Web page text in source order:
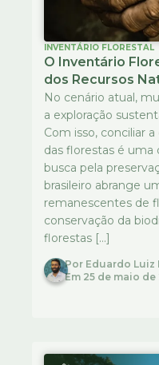
INVENTÁRIO FLORESTAL
O Inventário
dos Recursos
No cenário atual,
a exploração
Com isso, conciliar
das florestas é uma
busca pela
brasileiro abrange
remanescentes de
conservação da
florestas […]
Por Eduardo Luiz
Em 25 de maio de